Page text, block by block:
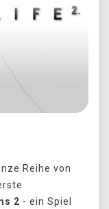
Reihe von
2 - ein Spiel